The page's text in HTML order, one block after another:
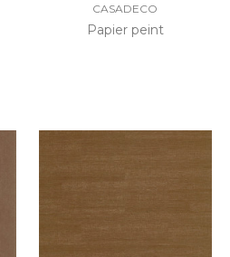
CASADECO
Papier peint